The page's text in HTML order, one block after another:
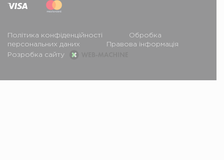
Політика конфіденційності
Обробка
персональних даних
Правова інформація
Розробка сайту